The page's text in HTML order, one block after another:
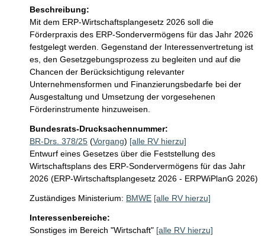
Beschreibung:
Mit dem ERP-Wirtschaftsplangesetz 2026 soll die
Förderpraxis des ERP-Sondervermögens für das Jahr 2026
festgelegt werden. Gegenstand der Interessenvertretung ist
es, den Gesetzgebungsprozess zu begleiten und auf die
Chancen der Berücksichtigung relevanter
Unternehmensformen und Finanzierungsbedarfe bei der
Ausgestaltung und Umsetzung der vorgesehenen
Förderinstrumente hinzuweisen.
Bundesrats-Drucksachennummer:
BR-Drs. 378/25 (Vorgang) [alle RV hierzu]
Entwurf eines Gesetzes über die Feststellung des
Wirtschaftsplans des ERP-Sondervermögens für das Jahr
2026 (ERP-Wirtschaftsplangesetz 2026 - ERPWiPlanG 2026)
Zuständiges Ministerium: BMWE [alle RV hierzu]
Interessenbereiche:
Sonstiges im Bereich "Wirtschaft" [alle RV hierzu]